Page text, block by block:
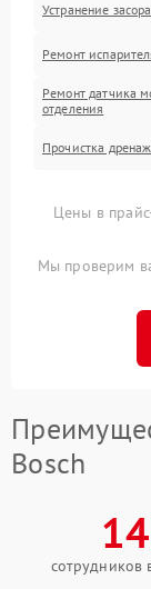
Устранение
Ремонт
Ремонт датчика
отделения
Прочистка
Цены в
Мы проверим
Bosch
14
сотрудников